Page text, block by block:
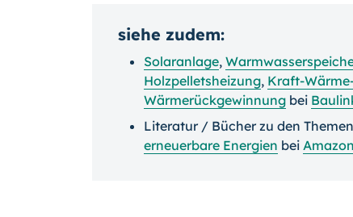
siehe zudem:
Solaranlage,
Holzpelletsheizung, Kraft-
Wärmerückgewinnung bei
Literatur / Bücher zu den Themen
erneuerbare Energien bei Amazon